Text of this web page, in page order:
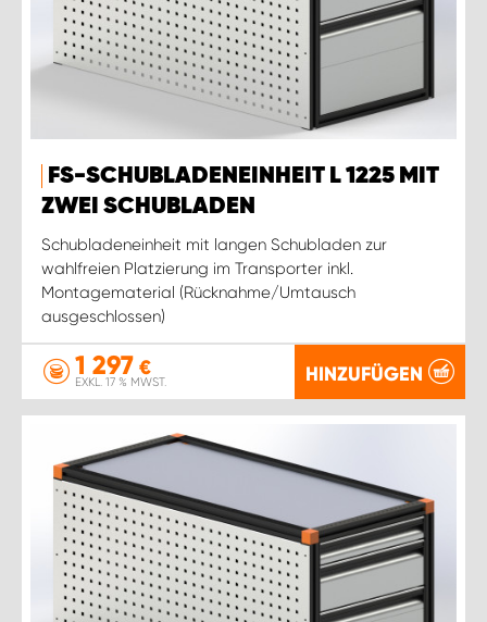
FS-SCHUBLADENEINHEIT L 1225 MIT
ZWEI SCHUBLADEN
Schubladeneinheit mit langen Schubladen zur
wahlfreien Platzierung im Transporter inkl.
Montagematerial (Rücknahme/Umtausch
ausgeschlossen)
1 297 €
EXKL. 17 % MWST. HINZUFÜGEN